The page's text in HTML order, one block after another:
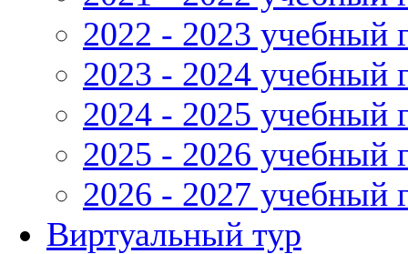
2022 - 2023 учебный
2023 - 2024 учебный
2024 - 2025 учебный
2025 - 2026 учебный
2026 - 2027 учебный
Виртуальный тур